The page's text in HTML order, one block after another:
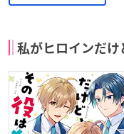
私がヒロインだけ